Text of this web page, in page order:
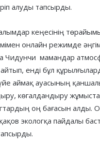
алуды тапсырды.
кеңесінің
онлайн режимде
Чидунчи мамандар
енді бұл
аймақ ауасының
көгалдандыру
оң бағасын алды.
экологқа пайдалы